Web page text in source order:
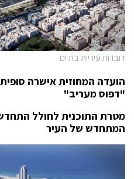
דוברות עיריית בת ים
הועדה המחוזית אישרה סופית
"דפוס מעריב"
מטרת התוכנית לחולל
המתחדש של העיר